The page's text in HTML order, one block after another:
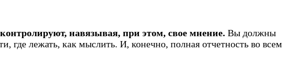
навязывая, при этом, свое мнение. Вы должны
где лежать, как мыслить. И, конечно, полная отчетность во всем